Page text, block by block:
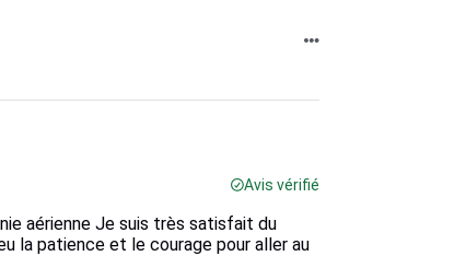
Avis vérifié
aérienne Je suis très satisfait du
la patience et le courage pour aller au